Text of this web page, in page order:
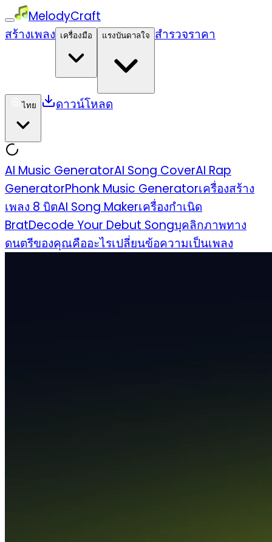
MelodyCraft
สร้างเพลง
เครื่องมือ แรงบันดาลใจ สำรวจราคา
ไทย ดาวน์โหลด
AI Music GeneratorAI Song CoverAI Rap
GeneratorPhonk Music Generatorเครื่องสร้าง
เพลง 8 บิตAI Song Makerเครื่องกำเนิด
BratDecode Your Debut Songบุคลิกภาพทาง
ดนตรีของคุณคืออะไรเปลี่ยนข้อความเป็นเพลง